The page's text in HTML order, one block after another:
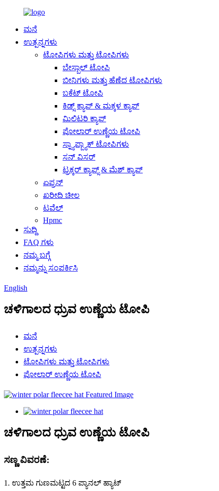
ಮನೆ
ಉತ್ಪನ್ನಗಳು
ಟೋಪಿಗಳು ಮತ್ತು ಟೋಪಿಗಳು
ಬೇಸ್ಬಾಲ್ ಟೋಪಿ
ಬೀನಿಗಳು ಮತ್ತು ಹೆಣೆದ ಟೋಪಿಗಳು
ಬಕೆಟ್ ಟೋಪಿ
ಕಿಡ್ಸ್ ಕ್ಯಾಪ್ & ಮಕ್ಕಳ ಕ್ಯಾಪ್
ಮಿಲಿಟರಿ ಕ್ಯಾಪ್
ಪೋಲಾರ್ ಉಣ್ಣೆಯ ಟೋಪಿ
ಸ್ನ್ಯಾಪ್ಬ್ಯಾಕ್ ಟೋಪಿಗಳು
ಸನ್ ವಿಸರ್
ಟ್ರಕ್ಕರ್ ಕ್ಯಾಪ್ಸ್ & ಮೆಶ್ ಕ್ಯಾಪ್
ಏಪ್ರನ್
ಖರೀದಿ ಚೀಲ
ಟವೆಲ್
Hpmc
ಸುದ್ದಿ
FAQ ಗಳು
ನಮ್ಮ ಬಗ್ಗೆ
ನಮ್ಮನ್ನು ಸಂಪರ್ಕಿಸಿ
English
ಚಳಿಗಾಲದ ಧ್ರುವ ಉಣ್ಣೆಯ ಟೋಪಿ
ಮನೆ
ಉತ್ಪನ್ನಗಳು
ಟೋಪಿಗಳು ಮತ್ತು ಟೋಪಿಗಳು
ಪೋಲಾರ್ ಉಣ್ಣೆಯ ಟೋಪಿ
ಚಳಿಗಾಲದ ಧ್ರುವ ಉಣ್ಣೆಯ ಟೋಪಿ
ಸಣ್ಣ ವಿವರಣೆ:
1. ಉತ್ತಮ ಗುಣಮಟ್ಟದ 6 ಪ್ಯಾನಲ್ ಹ್ಯಾಟ್